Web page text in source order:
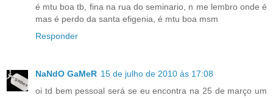
é mtu boa tb, fina na rua do seminario, n me lembro onde é
mas é perdo da santa efigenia, é mtu boa msm
Responder
NaNdO GaMeR 15 de julho de 2010 às 17:08
oi td bem pessoal será se eu encontra na 25 de março um